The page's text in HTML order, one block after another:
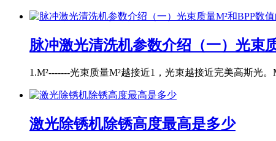
脉冲激光清洗机参数介绍（一）光束
1.M²-------光束质量M²越接近1，光束越接近完美高斯光。
激光除锈机除锈高度最高是多少